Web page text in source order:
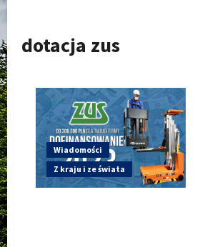
dotacja zus
Wiadomości
Z kraju i ze świata